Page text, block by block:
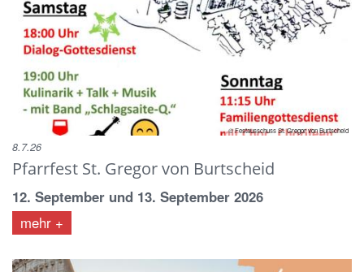
© Festausschuss St. Gregor von Burtscheid
Pfarrfest St. Gregor von Burtscheid
8.7.26
12. September und 13. September 2026
mehr